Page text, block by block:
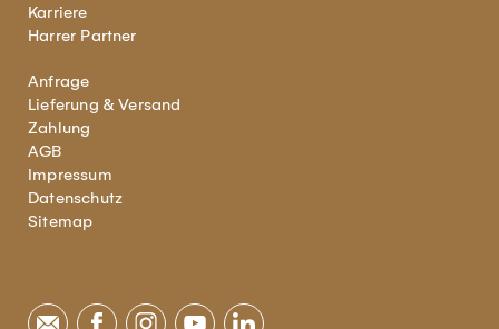
Karriere
Harrer Partner
Anfrage
Lieferung & Versand
Zahlung
AGB
Impressum
Datenschutz
Sitemap